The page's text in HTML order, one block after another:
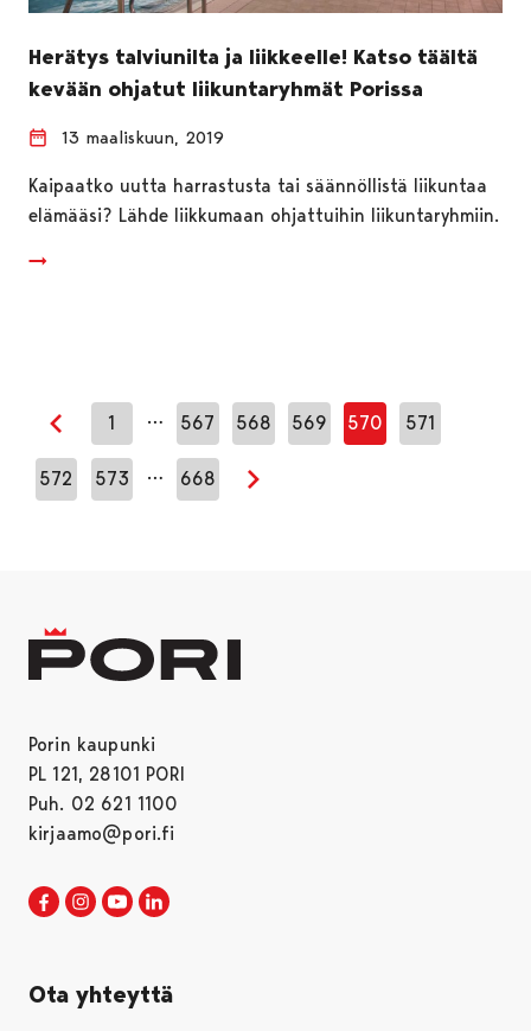
Herätys talviunilta ja liikkeelle! Katso täältä
kevään ohjatut liikuntaryhmät Porissa
13 maaliskuun, 2019
Kaipaatko uutta harrastusta tai säännöllistä liikuntaa
elämääsi? Lähde liikkumaan ohjattuihin liikuntaryhmiin.
Edellinen sivu
1 … 567 568 569 570 571
572 573 … 668
Seuraava sivu
Porin kaupunki
PL 121, 28101 PORI
Puh. 02 621 1100
kirjaamo@pori.fi
Porin kaupunki Facebookissa
Avautuu uudessa välilehdessä
Porin kaupunki Instagramissa
Avautuu uudessa välilehdessä
Porin kaupunki Youtubessa
Avautuu uudessa välilehdessä
Ota yhteyttä